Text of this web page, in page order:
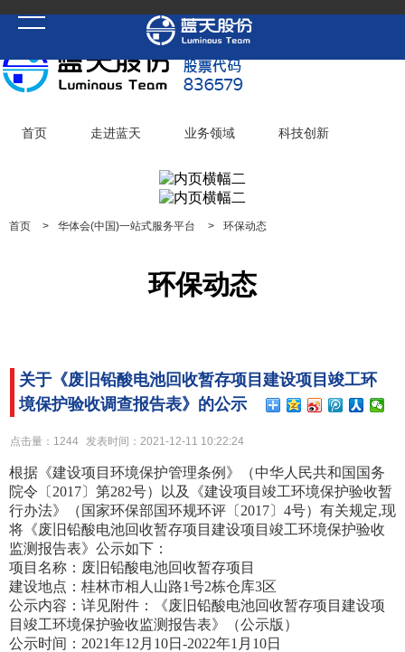
首页 走进蓝天 业务领域 科技创新
华体会(中国)一站式服务平台
首页 > 华体会(中国)一站式服务平台 > 环保动态
环保动态
关于《废旧铅酸电池回收暂存项目建设项目竣工环
境保护验收调查报告表》的公示
点击量：1244 发表时间：2021-12-11 10:22:24
根据《建设项目环境保护管理条例》（中华人民共和国国务
院令〔2017〕第282号）以及《建设项目竣工环境保护验收暂
行办法》（国家环保部国环规环评〔2017〕4号）有关规定,现
将《废旧铅酸电池回收暂存项目建设项目竣工环境保护验收
监测报告表》公示如下：
项目名称：废旧铅酸电池回收暂存项目
建设地点：桂林市相人山路1号2栋仓库3区
公示内容：详见附件：《废旧铅酸电池回收暂存项目建设项
目竣工环境保护验收监测报告表》（公示版）
公示时间：2021年12月10日-2022年1月10日